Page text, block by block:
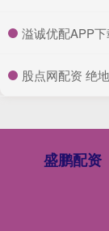
溢诚优配APP下
股点网配资 绝
盛鹏配资